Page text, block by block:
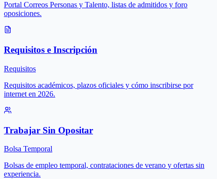
Portal Correos Personas y Talento, listas de admitidos y foro
oposiciones.
Requisitos e Inscripción
Requisitos
Requisitos académicos, plazos oficiales y cómo inscribirse por
internet en 2026.
Trabajar Sin Opositar
Bolsa Temporal
Bolsas de empleo temporal, contrataciones de verano y ofertas sin
experiencia.